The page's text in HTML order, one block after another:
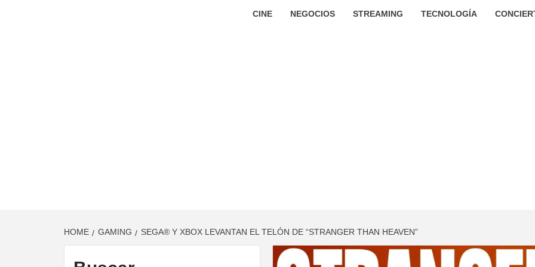
CINE NEGOCIOS STREAMING TECNOLOGÍA
HOME GAMING SEGA® Y XBOX LEVANTAN EL TELÓN DE “STRANGER THAN HEAVEN”